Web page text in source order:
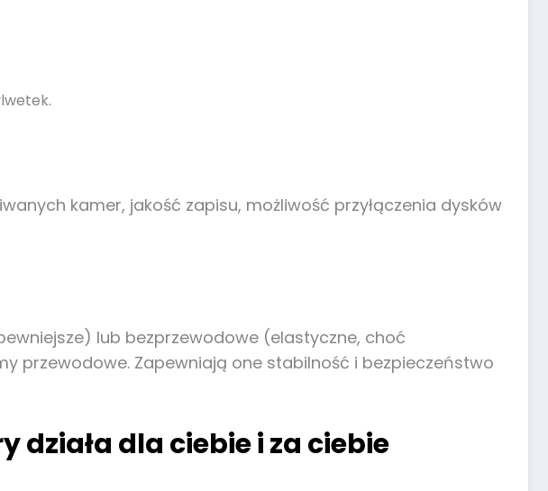
kamer, jakość zapisu, możliwość przyłączenia dysków
lub bezprzewodowe (elastyczne, choć
przewodowe. Zapewniają one stabilność i bezpieczeństwo
dla ciebie i za ciebie